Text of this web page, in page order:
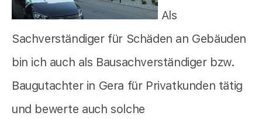
Als
Sachverständiger für Schäden an Gebäuden
bin ich auch als Bausachverständiger bzw.
Baugutachter in Gera für Privatkunden tätig
und bewerte auch solche